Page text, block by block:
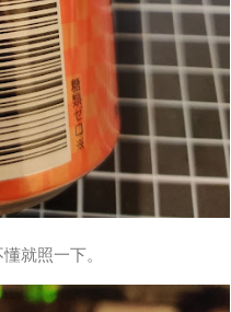
就照一下。